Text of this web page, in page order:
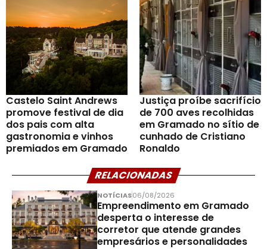
Castelo Saint Andrews
promove festival de dia
dos pais com alta
gastronomia e vinhos
premiados em Gramado
Justiça proíbe sacrifício
de 700 aves recolhidas
em Gramado no sítio de
cunhado de Cristiano
Ronaldo
RELACIONADAS
NOTÍCIAS06/08/2026
Empreendimento em Gramado
desperta o interesse de
corretor que atende grandes
empresários e personalidades